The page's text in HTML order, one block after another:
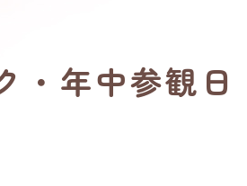
・年中参観日